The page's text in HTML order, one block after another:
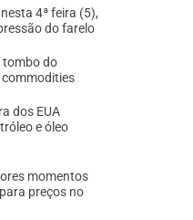
4ª feira (5),
do farelo
tombo do
commodities
dos EUA
e óleo
momentos
preços no